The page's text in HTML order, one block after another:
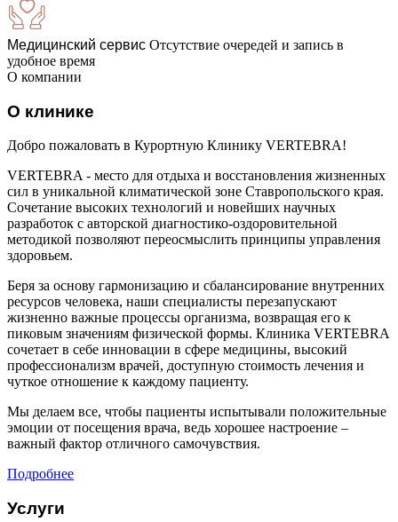
Медицинский сервис Отсутствие очередей и запись в
удобное время
О компании
О клинике
Добро пожаловать в Курортную Клинику VERTEBRA!
VERTEBRA - место для отдыха и восстановления жизненных
сил в уникальной климатической зоне Ставропольского края.
Сочетание высоких технологий и новейших научных
разработок с авторской диагностико-оздоровительной
методикой позволяют переосмыслить принципы управления
здоровьем.
Беря за основу гармонизацию и сбалансирование внутренних
ресурсов человека, наши специалисты перезапускают
жизненно важные процессы организма, возвращая его к
пиковым значениям физической формы. Клиника VERTEBRA
сочетает в себе инновации в сфере медицины, высокий
профессионализм врачей, доступную стоимость лечения и
чуткое отношение к каждому пациенту.
Мы делаем все, чтобы пациенты испытывали положительные
эмоции от посещения врача, ведь хорошее настроение –
важный фактор отличного самочувствия.
Подробнее
Услуги